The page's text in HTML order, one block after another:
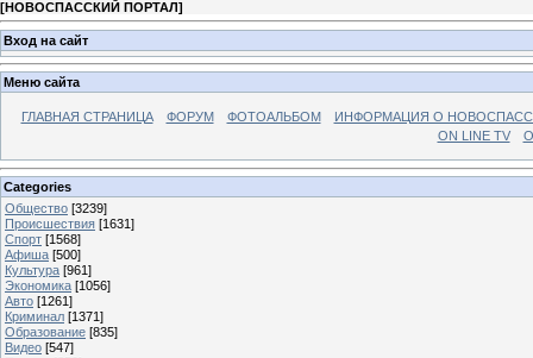
[НОВОСПАССКИЙ ПОРТАЛ]
Вход на сайт
Меню сайта
ГЛАВНАЯ СТРАНИЦА ФОРУМ ФОТОАЛЬБОМ
ИНФОРМАЦИЯ О
ON LINE TV
Categories
Общество [3239]
Происшествия [1631]
Спорт [1568]
Афиша [500]
Культура [961]
Экономика [1056]
Авто [1261]
Криминал [1371]
Образование [835]
Видео [547]